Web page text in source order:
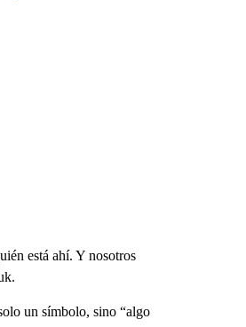
está ahí. Y nosotros
un símbolo, sino “algo